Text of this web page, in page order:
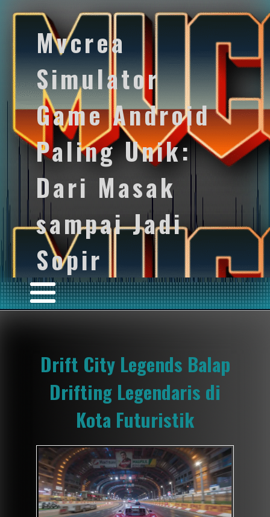
Mvcrea
Simulator
Game Android
Paling Unik:
Dari Masak
sampai Jadi
Sopir
Drift City Legends Balap
Drifting Legendaris di
Kota Futuristik